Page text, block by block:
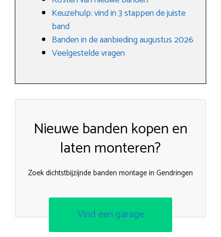
Keuzehulp: vind in 3 stappen de juiste
band
Banden in de aanbieding augustus 2026
Veelgestelde vragen
Nieuwe banden kopen en
laten monteren?
Zoek dichtstbijzijnde banden montage in Gendringen
Vind een garage